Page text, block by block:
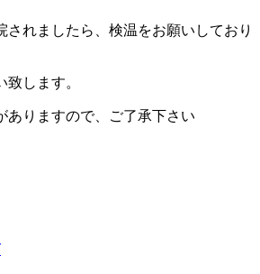
されましたら、検温をお願いしており
します。
ありますので、ご了承下さい